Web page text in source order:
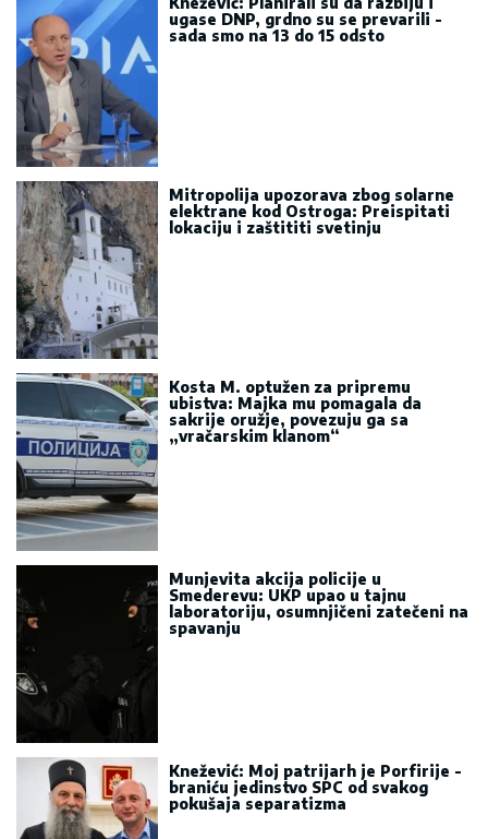
ugase DNP, grdno su se prevarili -
sada smo na 13 do 15 odsto
Mitropolija upozorava zbog solarne
elektrane kod Ostroga: Preispitati
lokaciju i zaštititi svetinju
Kosta M. optužen za pripremu
ubistva: Majka mu pomagala da
sakrije oružje, povezuju ga sa
„vračarskim klanom“
Munjevita akcija policije u
Smederevu: UKP upao u tajnu
laboratoriju, osumnjičeni zatečeni na
spavanju
Knežević: Moj patrijarh je Porfirije -
braniću jedinstvo SPC od svakog
pokušaja separatizma